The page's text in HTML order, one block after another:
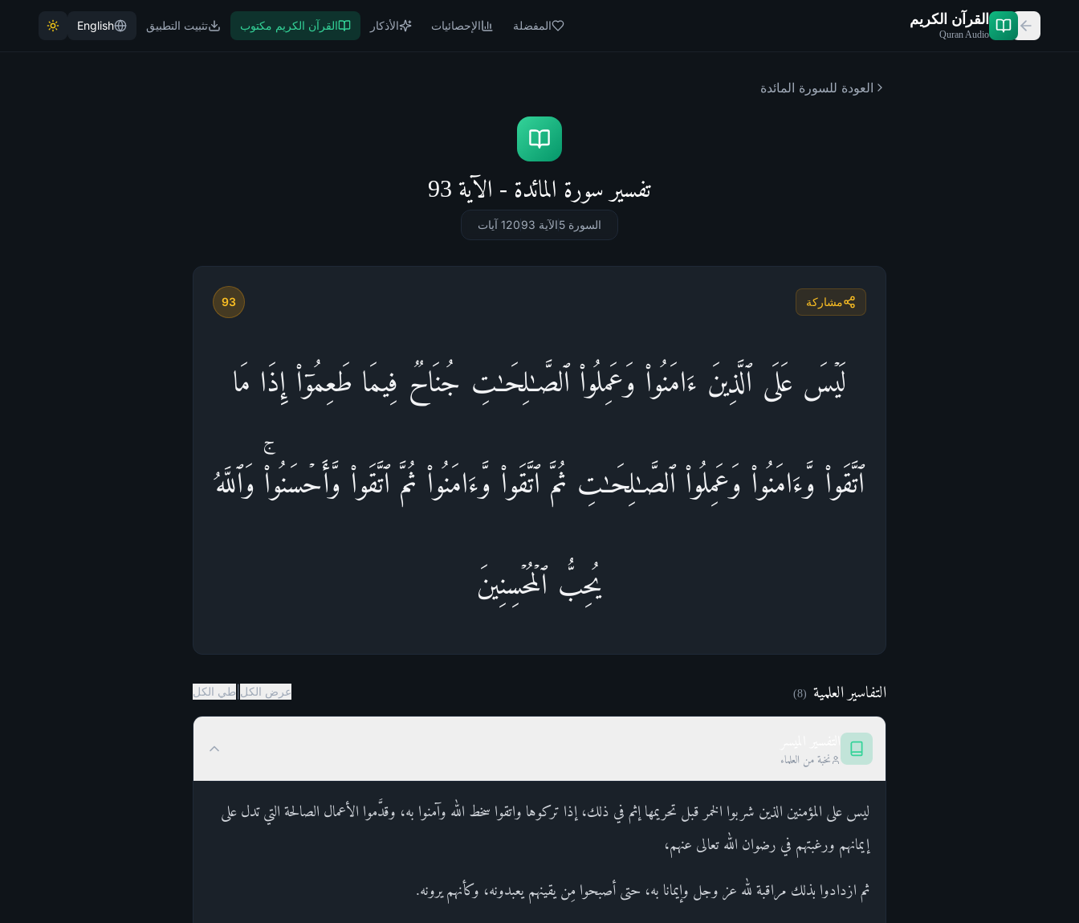
القرآن الكريم
Quran Audio
المفضلة الإحصائيات الأذكار القرآن الكريم مكتوب تثبيت التطبيق English
العودة للسورة المائدة
تفسير سورة المائدة - الآية 93
السورة 5 الآية 93 120 آيات
مشاركة 93
لَیۡسَ عَلَى ٱلَّذِینَ ءَامَنُوا۟ وَعَمِلُوا۟ ٱلصَّـٰلِحَـٰتِ جُنَاحࣱ فِیمَا طَعِمُوۤا۟ إِذَا مَا
ٱتَّقَوا۟ وَّءَامَنُوا۟ وَعَمِلُوا۟ ٱلصَّـٰلِحَـٰتِ ثُمَّ ٱتَّقَوا۟ وَّءَامَنُوا۟ ثُمَّ ٱتَّقَوا۟ وَّأَحۡسَنُوا۟ۚ وَٱللَّهُ
یُحِبُّ ٱلۡمُحۡسِنِینَ
التفاسير العلمية (
8
) عرض الكل طي الكل
نخبة من العلماء
ليس على المؤمنين الذين شربوا الخمر قبل تحريمها إثم في ذلك، إذا تركوها واتقوا سخط الله وآمنوا به، وقدَّموا الأعمال الصالحة التي تدل على
إيمانهم ورغبتهم في رضوان الله تعالى عنهم،
ثم ازدادوا بذلك مراقبة لله عز وجل وإيمانا به، حتى أصبحوا مِن يقينهم يعبدونه، وكأنهم يرونه.